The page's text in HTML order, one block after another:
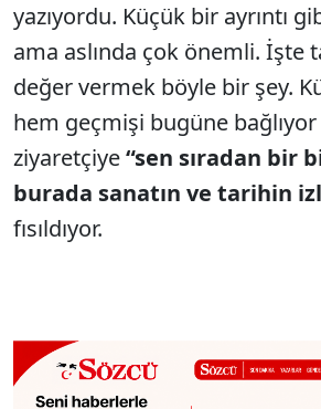
yazıyordu. Küçük bir ayrıntı
ama aslında çok önemli. İşte
değer vermek böyle bir şey.
hem geçmişi bugüne
ziyaretçiye“sen sıradan bir
burada sanatın ve tarihin
fısıldıyor.